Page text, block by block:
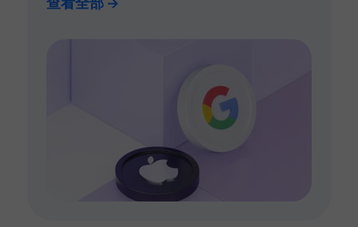
查看全部